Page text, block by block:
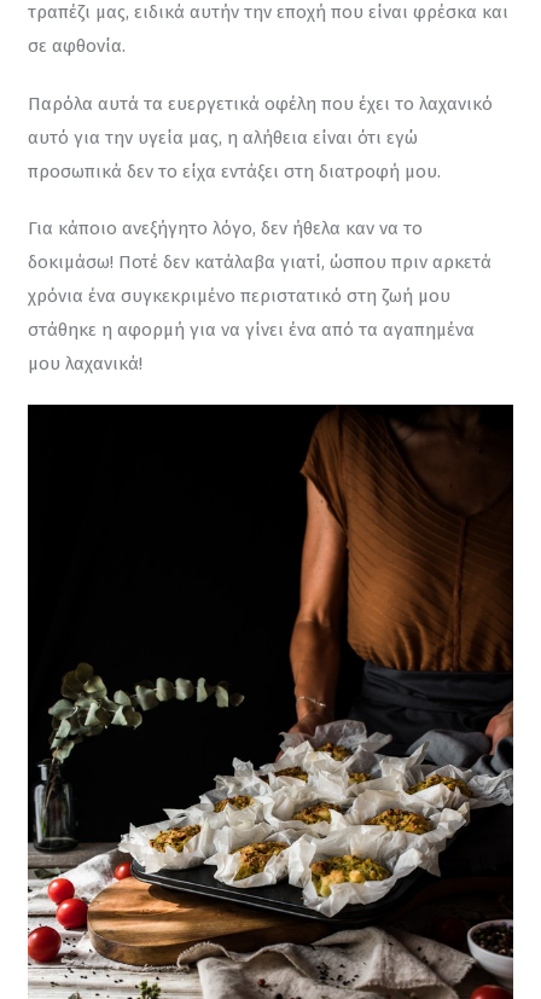
τραπέζι μας, ειδικά αυτήν την εποχή που είναι φρέσκα και
σε αφθονία.
Παρόλα αυτά τα ευεργετικά οφέλη που έχει το λαχανικό
αυτό για την υγεία μας, η αλήθεια είναι ότι εγώ
προσωπικά δεν το είχα εντάξει στη διατροφή μου.
Για κάποιο ανεξήγητο λόγο, δεν ήθελα καν να το
δοκιμάσω! Ποτέ δεν κατάλαβα γιατί, ώσπου πριν αρκετά
χρόνια ένα συγκεκριμένο περιστατικό στη ζωή μου
στάθηκε η αφορμή για να γίνει ένα από τα αγαπημένα
μου λαχανικά!